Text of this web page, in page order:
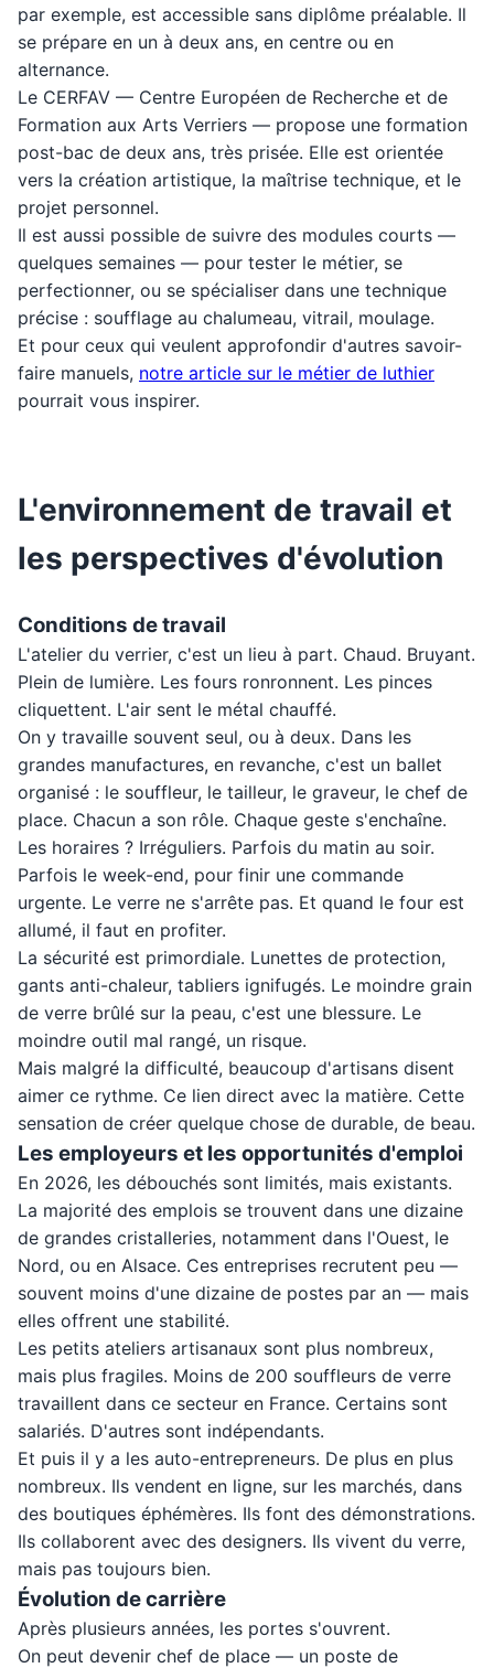
par exemple, est accessible sans diplôme préalable. Il
se prépare en un à deux ans, en centre ou en
alternance.
Le CERFAV — Centre Européen de Recherche et de
Formation aux Arts Verriers — propose une formation
post-bac de deux ans, très prisée. Elle est orientée
vers la création artistique, la maîtrise technique, et le
projet personnel.
Il est aussi possible de suivre des modules courts —
quelques semaines — pour tester le métier, se
perfectionner, ou se spécialiser dans une technique
précise : soufflage au chalumeau, vitrail, moulage.
Et pour ceux qui veulent approfondir d'autres savoir-
faire manuels, notre article sur le métier de luthier
pourrait vous inspirer.
L'environnement de travail et
les perspectives d'évolution
Conditions de travail
L'atelier du verrier, c'est un lieu à part. Chaud. Bruyant.
Plein de lumière. Les fours ronronnent. Les pinces
cliquettent. L'air sent le métal chauffé.
On y travaille souvent seul, ou à deux. Dans les
grandes manufactures, en revanche, c'est un ballet
organisé : le souffleur, le tailleur, le graveur, le chef de
place. Chacun a son rôle. Chaque geste s'enchaîne.
Les horaires ? Irréguliers. Parfois du matin au soir.
Parfois le week-end, pour finir une commande
urgente. Le verre ne s'arrête pas. Et quand le four est
allumé, il faut en profiter.
La sécurité est primordiale. Lunettes de protection,
gants anti-chaleur, tabliers ignifugés. Le moindre grain
de verre brûlé sur la peau, c'est une blessure. Le
moindre outil mal rangé, un risque.
Mais malgré la difficulté, beaucoup d'artisans disent
aimer ce rythme. Ce lien direct avec la matière. Cette
sensation de créer quelque chose de durable, de beau.
Les employeurs et les opportunités d'emploi
En 2026, les débouchés sont limités, mais existants.
La majorité des emplois se trouvent dans une dizaine
de grandes cristalleries, notamment dans l'Ouest, le
Nord, ou en Alsace. Ces entreprises recrutent peu —
souvent moins d'une dizaine de postes par an — mais
elles offrent une stabilité.
Les petits ateliers artisanaux sont plus nombreux,
mais plus fragiles. Moins de 200 souffleurs de verre
travaillent dans ce secteur en France. Certains sont
salariés. D'autres sont indépendants.
Et puis il y a les auto-entrepreneurs. De plus en plus
nombreux. Ils vendent en ligne, sur les marchés, dans
des boutiques éphémères. Ils font des démonstrations.
Ils collaborent avec des designers. Ils vivent du verre,
mais pas toujours bien.
Évolution de carrière
Après plusieurs années, les portes s'ouvrent.
On peut devenir chef de place — un poste de